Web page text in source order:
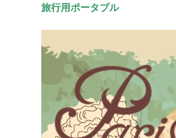
旅行用ポータブル